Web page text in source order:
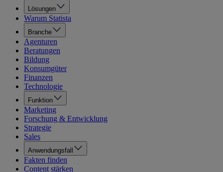
Lösungen
Warum Statista
Branche
Agenturen
Beratungen
Bildung
Konsumgüter
Finanzen
Technologie
Funktion
Marketing
Forschung & Entwicklung
Strategie
Sales
Anwendungsfall
Fakten finden
Content stärken